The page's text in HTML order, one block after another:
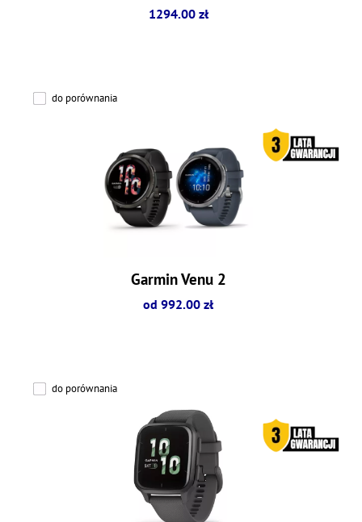
1294.00 zł
do porównania
Garmin Venu 2
od 992.00 zł
do porównania